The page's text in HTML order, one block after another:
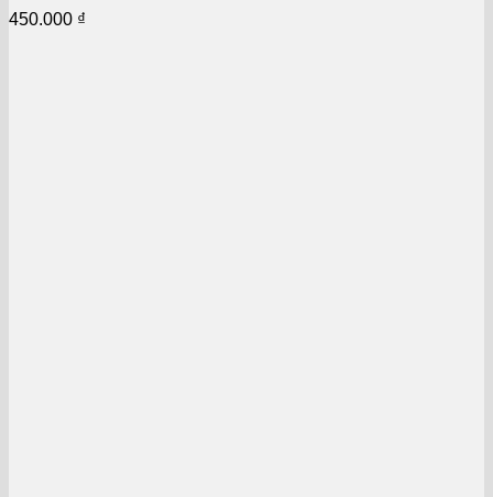
450.000 ₫